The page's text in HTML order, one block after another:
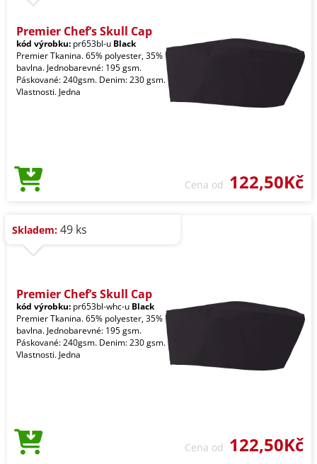
Premier Chef’s Skull Cap
kód výrobku: pr653bl-u Black
Premier Tkanina. 65% polyester, 35%
bavlna. Jednobarevné: 195 gsm.
Páskované: 240gsm. Denim: 230 gsm.
Vlastnosti. Jedna
Cena od 122,50Kč
Skladem: 49 ks
Premier Chef’s Skull Cap
kód výrobku: pr653bl-whc-u Black
Premier Tkanina. 65% polyester, 35%
bavlna. Jednobarevné: 195 gsm.
Páskované: 240gsm. Denim: 230 gsm.
Vlastnosti. Jedna
Cena od 122,50Kč